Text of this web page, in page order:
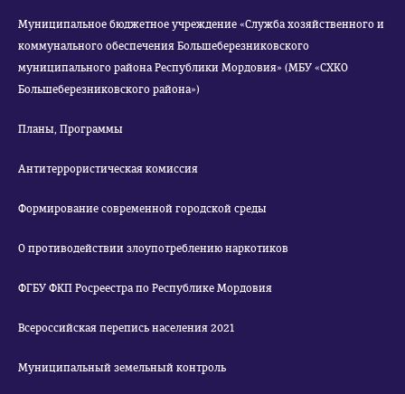
Муниципальное бюджетное учреждение «Служба хозяйственного и
коммунального обеспечения Большеберезниковского
муниципального района Республики Мордовия» (МБУ «СХКО
Большеберезниковского района»)
Планы, Программы
Антитеррористическая комиссия
Формирование современной городской среды
О противодействии злоупотреблению наркотиков
ФГБУ ФКП Росреестра по Республике Мордовия
Всероссийская перепись населения 2021
Муниципальный земельный контроль